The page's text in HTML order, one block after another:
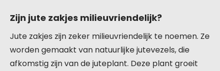
Zijn jute zakjes milieuvriendelijk?
Jute zakjes zijn zeker milieuvriendelijk te noemen. Ze
worden gemaakt van natuurlijke jutevezels, die
afkomstig zijn van de juteplant. Deze plant groeit